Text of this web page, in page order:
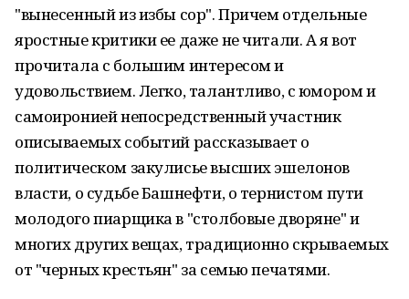
"вынесенный из избы сор". Причем отдельные
яростные критики ее даже не читали. А я вот
прочитала с большим интересом и
удовольствием. Легко, талантливо, с юмором и
самоиронией непосредственный участник
описываемых событий рассказывает о
политическом закулисье высших эшелонов
власти, о судьбе Башнефти, о тернистом пути
молодого пиарщика в "столбовые дворяне" и
многих других вещах, традиционно скрываемых
от "черных крестьян" за семью печатями.